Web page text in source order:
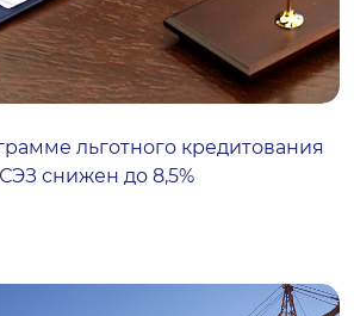
льготного кредитования
снижен до 8,5%